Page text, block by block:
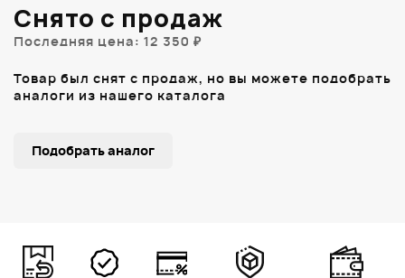
Снято с продаж
Последняя цена: 12 350 ₽
Товар был снят с продаж, но вы можете подобрать
аналоги из нашего каталога
Подобрать аналог